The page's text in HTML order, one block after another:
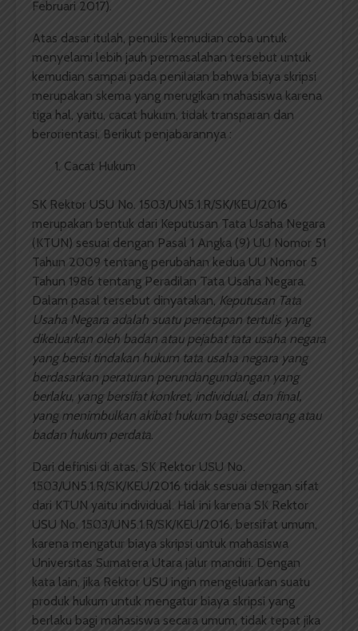
Februari 2017).
Atas dasar itulah, penulis kemudian coba untuk
menyelami lebih jauh permasalahan tersebut untuk
kemudian sampai pada penilaian bahwa biaya skripsi
merupakan skema yang merugikan mahasiswa karena
tiga hal, yaitu, cacat hukum, tidak transparan dan
berorientasi. Berikut penjabarannya :
Cacat Hukum
SK Rektor USU No. 1503/UN5.1.R/SK/KEU/2016
merupakan bentuk dari Keputusan Tata Usaha Negara
(KTUN) sesuai dengan Pasal 1 Angka (9) UU Nomor 51
Tahun 2009 tentang perubahan kedua UU Nomor 5
Tahun 1986 tentang Peradilan Tata Usaha Negara.
Dalam pasal tersebut dinyatakan, Keputusan Tata
Usaha Negara adalah suatu penetapan tertulis yang
dikeluarkan oleh badan atau pejabat tata usaha negara
yang berisi tindakan hukum tata usaha negara yang
berdasarkan peraturan perundangundangan yang
berlaku, yang bersifat konkret, individual, dan final,
yang menimbulkan akibat hukum bagi seseorang atau
badan hukum perdata.
Dari definisi di atas, SK Rektor USU No.
1503/UN5.1.R/SK/KEU/2016 tidak sesuai dengan sifat
dari KTUN yaitu individual. Hal ini karena SK Rektor
USU No. 1503/UN5.1.R/SK/KEU/2016, bersifat umum,
karena mengatur biaya skripsi untuk mahasiswa
Universitas Sumatera Utara jalur mandiri. Dengan
kata lain, jika Rektor USU ingin mengeluarkan suatu
produk hukum untuk mengatur biaya skripsi yang
berlaku bagi mahasiswa secara umum, tidak tepat jika